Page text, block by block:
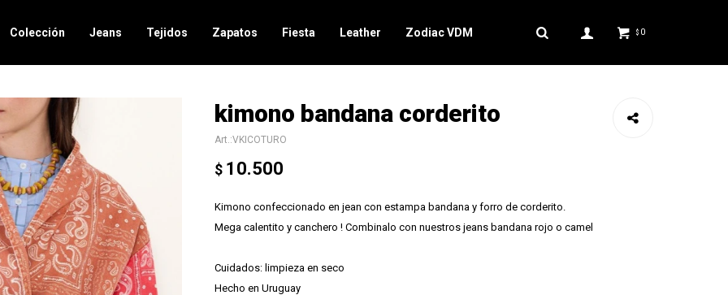
Colección Jeans Tejidos Zapatos Fiesta Leather Zodiac VDM $ 0
kimono bandana corderito
VKICOTURO
$ 10.500
Kimono confeccionado en jean con estampa bandana y forro de corderito.
Mega calentito y canchero ! Combinalo con nuestros jeans bandana rojo o camel
Cuidados: limpieza en seco
Hecho en Uruguay